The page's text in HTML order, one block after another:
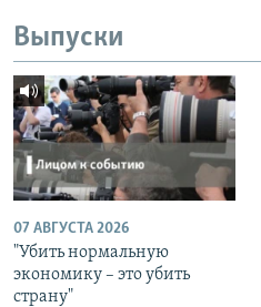
Выпуски
07 АВГУСТА 2026
"Убить нормальную
экономику – это убить
страну"